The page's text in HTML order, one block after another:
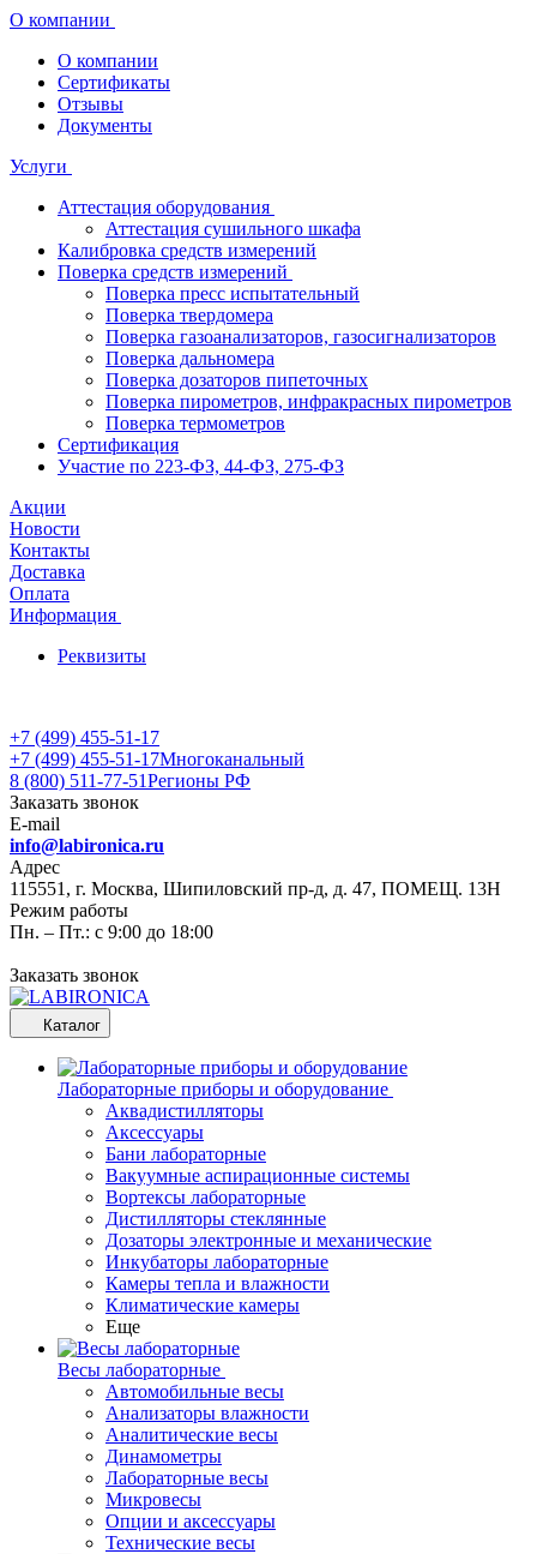
О компании
О компании
Сертификаты
Отзывы
Документы
Услуги
Аттестация оборудования
Аттестация сушильного шкафа
Калибровка средств измерений
Поверка средств измерений
Поверка пресс испытательный
Поверка твердомера
Поверка газоанализаторов, газосигнализаторов
Поверка дальномера
Поверка дозаторов пипеточных
Поверка пирометров, инфракрасных пирометров
Поверка термометров
Сертификация
Участие по 223-ФЗ, 44-ФЗ, 275-ФЗ
Акции
Новости
Контакты
Доставка
Оплата
Информация
Реквизиты
+7 (499) 455-51-17
+7 (499) 455-51-17Многоканальный
8 (800) 511-77-51Регионы РФ
Заказать звонок
E-mail
info@labironica.ru
Адрес
115551, г. Москва, Шипиловский пр-д, д. 47, ПОМЕЩ. 13Н
Режим работы
Пн. – Пт.: с 9:00 до 18:00
Заказать звонок
Каталог
Лабораторные приборы и оборудование
Аквадистилляторы
Аксессуары
Бани лабораторные
Вакуумные аспирационные системы
Вортексы лабораторные
Дистилляторы стеклянные
Дозаторы электронные и механические
Инкубаторы лабораторные
Камеры тепла и влажности
Климатические камеры
Еще
Весы лабораторные
Автомобильные весы
Анализаторы влажности
Аналитические весы
Динамометры
Лабораторные весы
Микровесы
Опции и аксессуары
Технические весы